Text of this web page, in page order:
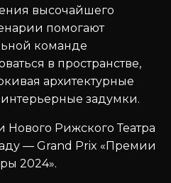
высочайшего
помогают
команде
в пространстве,
архитектурные
задумки.
Нового Рижского Театра
— Grand Prix «Премии
2024».